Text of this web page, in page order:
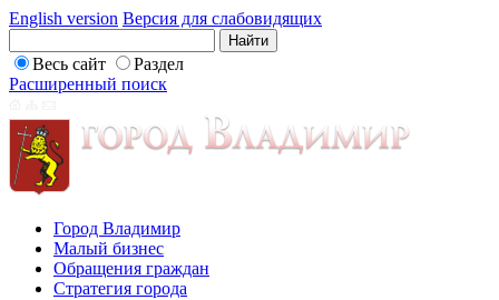
English version Версия для слабовидящих
Весь сайт
Раздел
Расширенный поиск
Город Владимир
Малый бизнес
Обращения граждан
Стратегия города